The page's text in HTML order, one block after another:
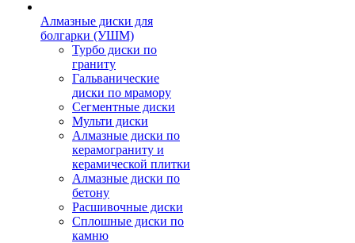
Алмазные диски для
болгарки (УШМ)
Турбо диски по
граниту
Гальванические
диски по мрамору
Сегментные диски
Мульти диски
Алмазные диски по
керамограниту и
керамической плитки
Алмазные диски по
бетону
Расшивочные диски
Сплошные диски по
камню